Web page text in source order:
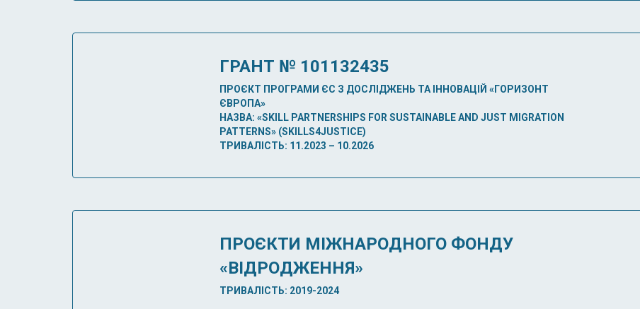
ГРАНТ № 101132435
ПРОЄКТ ПРОГРАМИ ЄС З ДОСЛІДЖЕНЬ ТА ІННОВАЦІЙ «ГОРИЗОНТ
ЄВРОПА»
НАЗВА: «SKILL PARTNERSHIPS FOR SUSTAINABLE AND JUST MIGRATION
PATTERNS» (SKILLS4JUSTICE)
ТРИВАЛІСТЬ: 11.2023 – 10.2026
ПРОЄКТИ МІЖНАРОДНОГО ФОНДУ
«ВІДРОДЖЕННЯ»
ТРИВАЛІСТЬ: 2019-2024